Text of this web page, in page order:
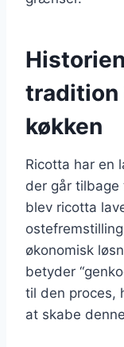
tradition
køkken
Ricotta har en
der går tilbage
blev ricotta
økonomisk
betyder
til den proces,
at skabe